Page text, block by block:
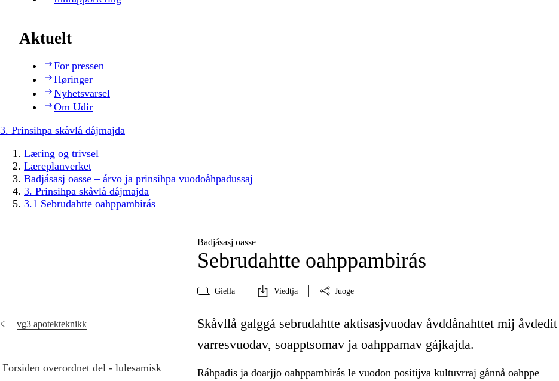
Aktuelt
For pressen
Høringer
Nyhetsvarsel
Om Udir
3. Prinsihpa skåvlå dåjmajda
Læring og trivsel
Læreplanverket
Badjásasj oasse – árvo ja prinsihpa vuodoåhpadussaj
3. Prinsihpa skåvlå dåjmajda
3.1 Sebrudahtte oahppambirás
Badjásasj oasse
Sebrudahtte oahppambirás
Giella Viedtja Juoge
vg3 apotekteknikk
Forsiden overordnet del - lulesamisk
Skåvllå galggá sebrudahtte aktisasjvuodav åvddånahttet mij åvdedit
varresvuodav, soapptsomav ja oahppamav gájkajda.
Ráhpadis ja doarjjo oahppambirás le vuodon positijva kultuvrraj gånnå oahppe